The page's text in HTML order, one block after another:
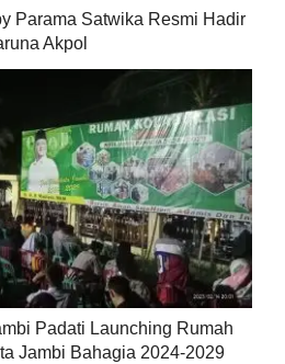
Parama Satwika Resmi Hadir
Akpol
Padati Launching Rumah
Jambi Bahagia 2024-2029